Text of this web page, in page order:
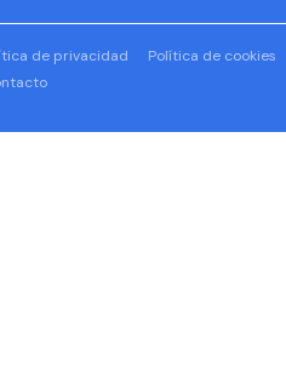
de privacidad
Política de cookies